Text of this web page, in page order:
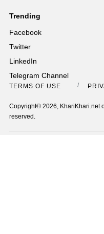
Trending
Facebook
Twitter
LinkedIn
Telegram Channel
TERMS OF USE
Copyright© 2026, KhariKhari.net
reserved.